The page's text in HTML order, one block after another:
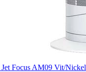
Focus AM09 Vit/Nickel